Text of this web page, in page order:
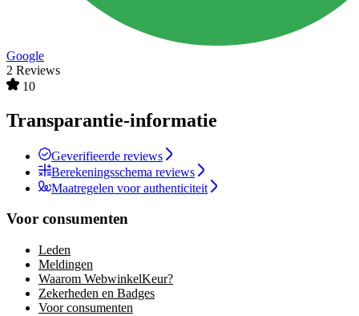
Google
2 Reviews
10
Transparantie-informatie
Geverifieerde reviews
Berekeningsschema reviews
Maatregelen voor authenticiteit
Voor consumenten
Leden
Meldingen
Waarom WebwinkelKeur?
Zekerheden en Badges
Voor consumenten